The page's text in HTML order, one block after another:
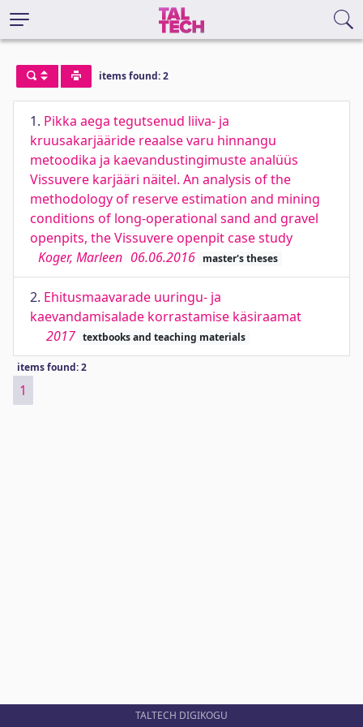
items found: 2
1. Pikka aega tegutsenud liiva- ja
kruusakarjääride reaalse varu hinnangu
metoodika ja kaevandustingimuste analüüs
Vissuvere karjääri näitel. An analysis of the
methodology of reserve estimation and mining
conditions of long-operational sand and gravel
openpits, the Vissuvere openpit case study
Koger, Marleen 06.06.2016 master's theses
2. Ehitusmaavarade uuringu- ja
kaevandamisalade korrastamise käsiraamat
2017 textbooks and teaching materials
items found: 2
1
TALTECH DIGIKOGU